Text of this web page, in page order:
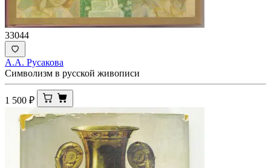
33044
А.А. Русакова
Символизм в русской живописи
1 500 ₽